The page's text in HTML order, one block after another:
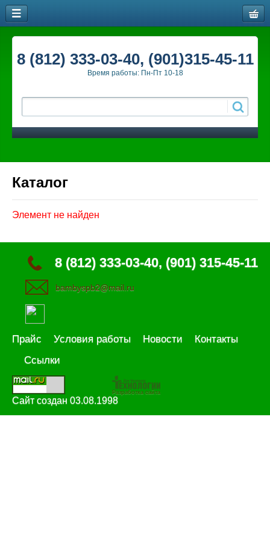
8 (812) 333-03-40, (901)315-45-11
Время работы: Пн-Пт 10-18
Каталог
Элемент не найден
8 (812) 333-03-40, (901) 315-45-11
bambyspb2@mail.ru
Прайс Условия работы Новости
Контакты
Ссылки
Разработка сайта
Сайт создан 03.08.1998